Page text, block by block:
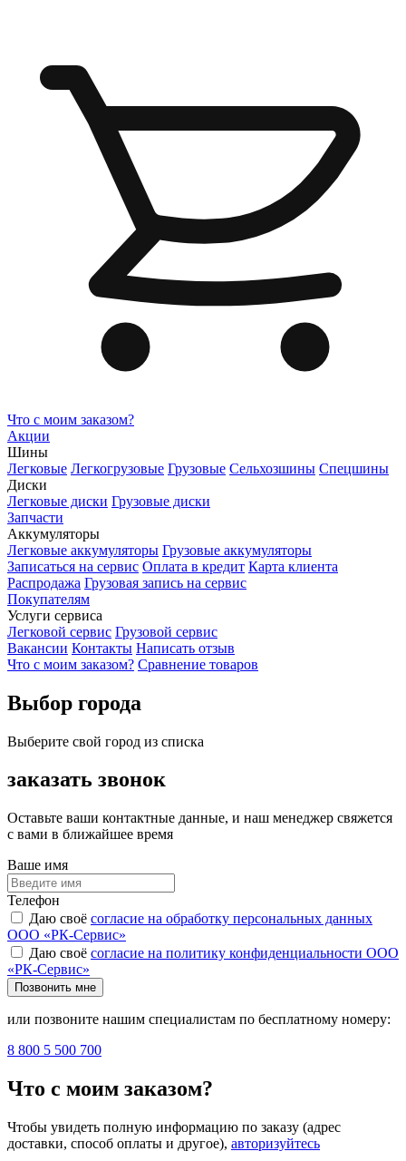
Что с моим заказом?
Акции
Шины
Легковые Легкогрузовые Грузовые Сельхозшины Спецшины
Диски
Легковые диски Грузовые диски
Запчасти
Аккумуляторы
Легковые аккумуляторы Грузовые аккумуляторы
Записаться на сервис Оплата в кредит Карта клиента
Распродажа Грузовая запись на сервис
Покупателям
Услуги сервиса
Легковой сервис Грузовой сервис
Вакансии Контакты Написать отзыв
Что с моим заказом? Сравнение товаров
Выбор города
Выберите свой город из списка
заказать звонок
Оставьте ваши контактные данные, и наш менеджер свяжется
с вами в ближайшее время
Ваше имя
Телефон
Даю своё согласие на обработку персональных данных
ООО «РК-Сервис»
Даю своё согласие на политику конфиденциальности ООО
«РК-Сервис»
Позвонить мне
или позвоните нашим специалистам по бесплатному номеру:
8 800 5 500 700
Что с моим заказом?
Чтобы увидеть полную информацию по заказу (адрес
доставки, способ оплаты и другое), авторизуйтесь